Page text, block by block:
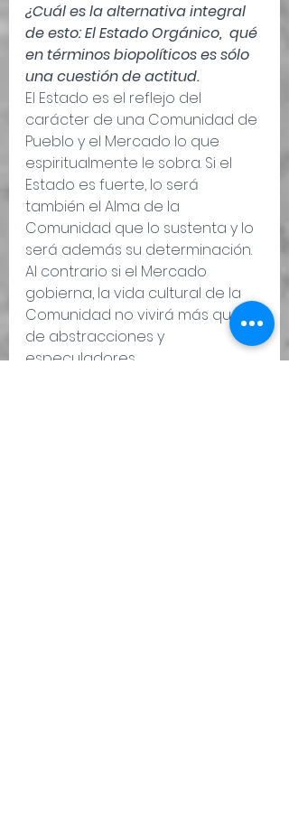
¿Cuál es la alternativa integral
de esto: El Estado Orgánico,  qué
en términos biopolíticos es sólo
una cuestión de actitud.
El Estado es el reflejo del
carácter de una Comunidad de
Pueblo y el Mercado lo que
espiritualmente le sobra. Si el
Estado es fuerte, lo será
también el Alma de la
Comunidad que lo sustenta y lo
será además su determinación.
Al contrario si el Mercado
gobierna, la vida cultural de la
Comunidad no vivirá más que
de abstracciones y
especuladores